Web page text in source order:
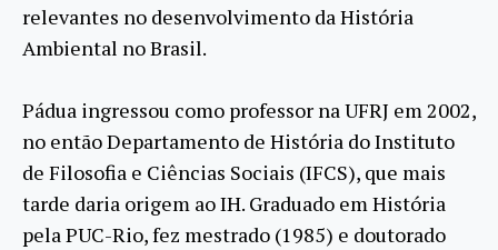
relevantes no desenvolvimento da História
Ambiental no Brasil.
Pádua ingressou como professor na UFRJ em 2002,
no então Departamento de História do Instituto
de Filosofia e Ciências Sociais (IFCS), que mais
tarde daria origem ao IH. Graduado em História
pela PUC-Rio, fez mestrado (1985) e doutorado